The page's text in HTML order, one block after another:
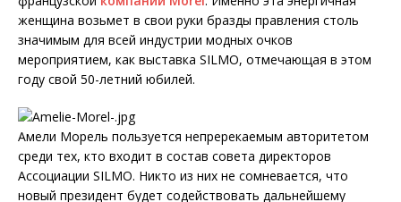
женщина возьмет в свои руки бразды правления столь
значимым для всей индустрии модных очков
мероприятием, как выставка SILMO, отмечающая в этом
году свой 50-летний юбилей.
Амели Морель пользуется непререкаемым авторитетом
среди тех, кто входит в состав совета директоров
Ассоциации SILMO. Никто из них не сомневается, что
новый президент будет содействовать дальнейшему